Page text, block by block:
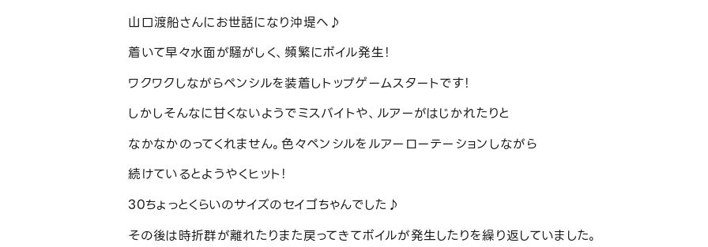
山口渡船さんにお世話になり沖堤へ♪
着いて早々水面が騒がしく、頻繁にボイル発生！
ワクワクしながらペンシルを装着しトップゲームスタートです！
しかしそんなに甘くないようでミスバイトや、ルアーがはじかれたりと
なかなかのってくれません。色々ペンシルをルアーローテーションしながら
続けているとようやくヒット！
30ちょっとくらいのサイズのセイゴちゃんでした♪
その後は時折群が離れたりまた戻ってきてボイルが発生したりを繰り返していました。